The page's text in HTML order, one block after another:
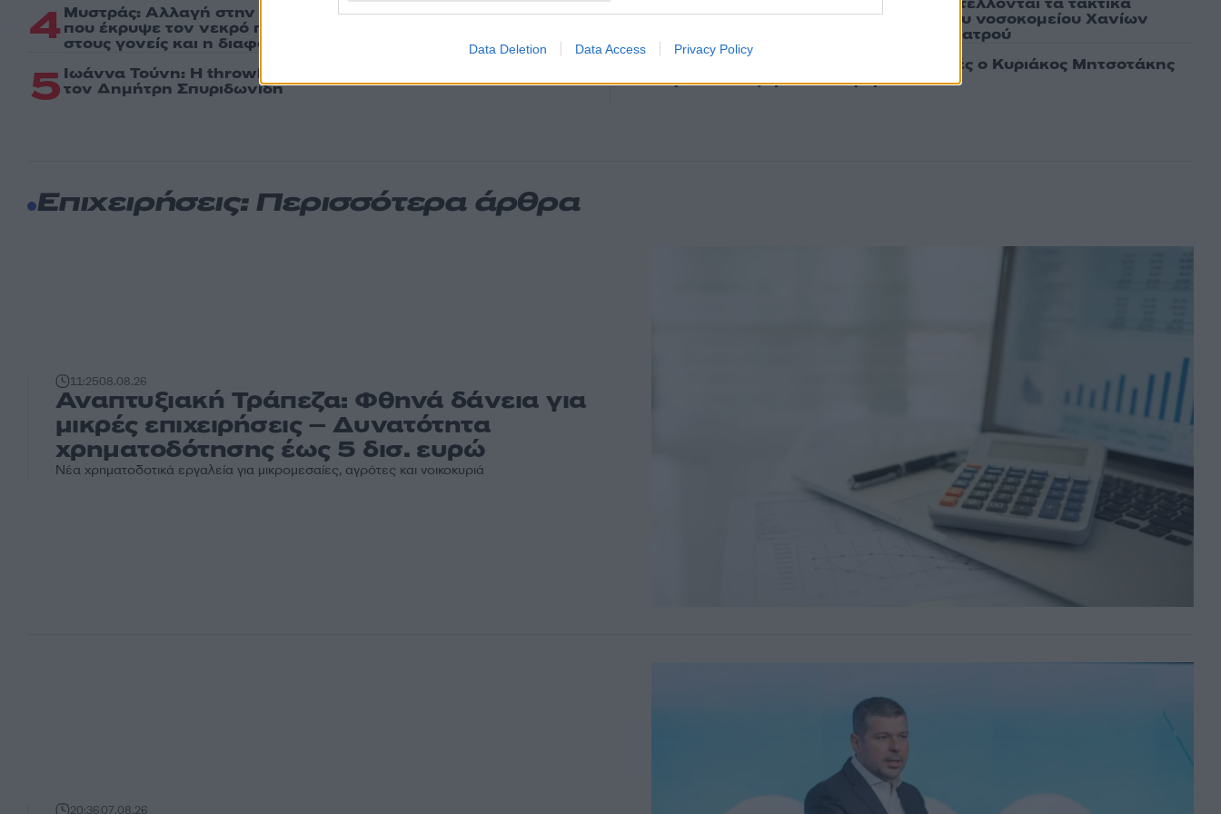
Data Deletion Data Access Privacy Policy
4 Μυστράς: Αλλαγή στην υπερασπιστική γραμμή του 55χρονου
που έκρυψε τον νεκρό πατέρα του σε καταψύκτη – Η αγάπη
στους γονείς και η διαφωνία με την αδερφή του
5 Ιωάννα Τούνη: Η throwback φωτογραφία από την Ίμπιζα με
τον Δημήτρη Σπυριδωνίδη
ραντεβού του αγγειοχειρουργού του νοσοκομείου Χανίων
επειδή κλάπηκε το μηχανάκι του γιατρού
Στα Χανιά για ολιγοήμερες διακοπές ο Κυριάκος Μητσοτάκης
με την σύζυγό του Μαρέβα
Επιχειρήσεις: Περισσότερα άρθρα
11:2508.08.26
Αναπτυξιακή Τράπεζα: Φθηνά δάνεια για
μικρές επιχειρήσεις – Δυνατότητα
χρηματοδότησης έως 5 δισ. ευρώ
Νέα χρηματοδοτικά εργαλεία για μικρομεσαίες, αγρότες και νοικοκυριά
20:3607.08.26